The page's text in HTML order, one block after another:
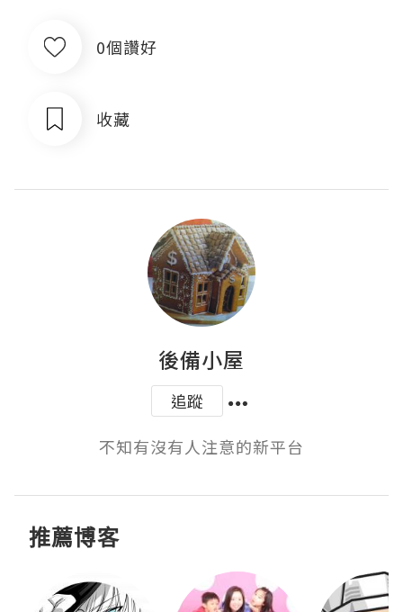
0個讚好
收藏
後備小屋
追蹤
不知有沒有人注意的新平台
推薦博客